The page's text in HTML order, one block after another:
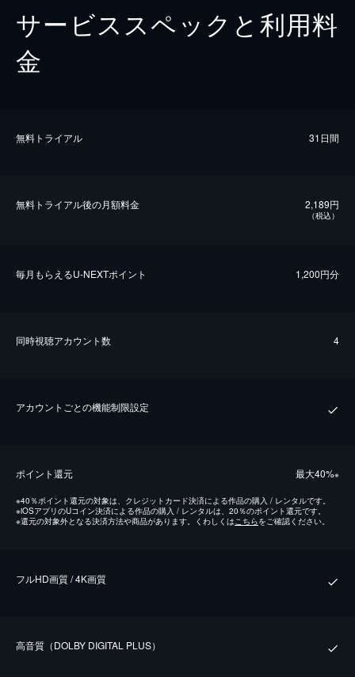
サービススペックと利用料
金
無料トライアル 31日間
無料トライアル後の⽉額料金 2,189円
（税込）
毎⽉もらえるU-NEXTポイント 1,200円分
同時視聴アカウント数 4
アカウントごとの機能制限設定
ポイント還元 最⼤40%※
※40％ポイント還元の対象は、クレジットカード決済による作品の購入 / レンタルです。
※iOSアプリのUコイン決済による作品の購入 / レンタルは、20％のポイント還元です。
※還元の対象外となる決済方法や商品があります。くわしくはこちらをご確認ください。
フルHD画質 / 4K画質
⾼⾳質（DOLBY DIGITAL PLUS）